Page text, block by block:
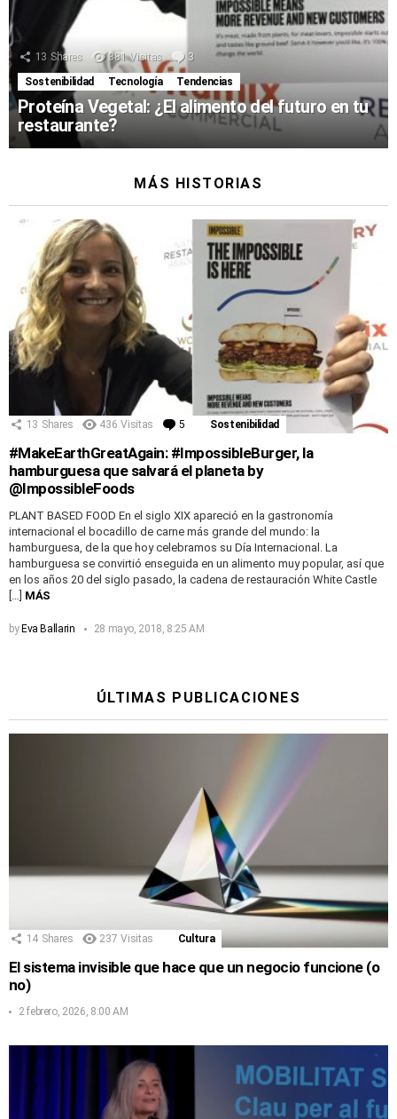
13 Shares 381 Visitas 3
Comentarios
Sostenibilidad
Tecnología Tendencias
Proteína Vegetal: ¿El alimento del futuro en tu
restaurante?
MÁS HISTORIAS
13 Shares 436 Visitas 5 Comentarios
Sostenibilidad
#MakeEarthGreatAgain: #ImpossibleBurger, la
hamburguesa que salvará el planeta by
@ImpossibleFoods
PLANT BASED FOOD En el siglo XIX apareció en la gastronomía
internacional el bocadillo de carne más grande del mundo: la
hamburguesa, de la que hoy celebramos su Día Internacional. La
hamburguesa se convirtió enseguida en un alimento muy popular, así que
en los años 20 del siglo pasado, la cadena de restauración White Castle
[…] MÁS
by Eva Ballarin 28 mayo, 2018, 8:25 AM
ÚLTIMAS PUBLICACIONES
14 Shares 237 Visitas Cultura
El sistema invisible que hace que un negocio funcione (o
no)
2 febrero, 2026, 8:00 AM